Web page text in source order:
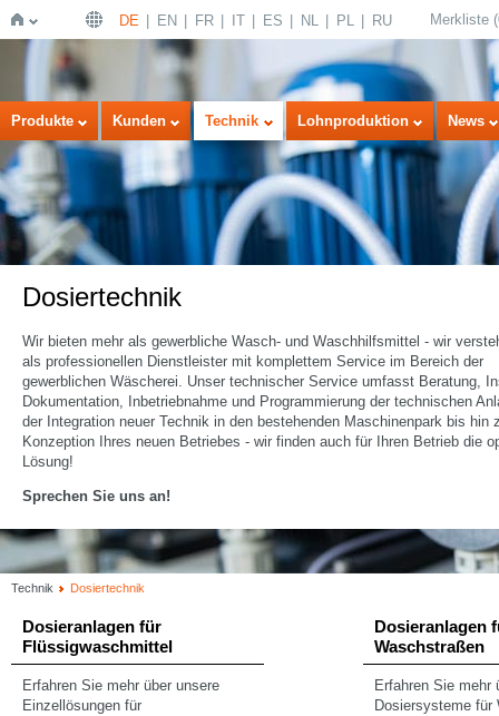
Startseite
DE EN FR IT ES NL PL RU Merkliste (
Produkte Kunden Technik Lohnproduktion News
Dosiertechnik
Wir bieten mehr als gewerbliche Wasch- und Waschhilfsmittel - wir
als professionellen Dienstleister mit komplettem Service im Bereich der
gewerblichen Wäscherei. Unser technischer Service umfasst Beratung,
Dokumentation, Inbetriebnahme und Programmierung der technischen
der Integration neuer Technik in den bestehenden Maschinenpark bis hin
Konzeption Ihres neuen Betriebes - wir finden auch für Ihren Betrieb die
Lösung!
Sprechen Sie uns an!
Technik Dosiertechnik
Dosieranlagen für
Flüssigwaschmittel
Erfahren Sie mehr über unsere
Einzellösungen für
Dosieranlagen
Waschstraßen
Erfahren Sie mehr
Dosiersysteme für